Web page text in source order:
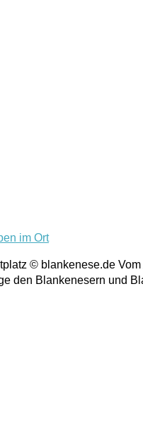
im Ort
© blankenese.de
den Blankenesern und